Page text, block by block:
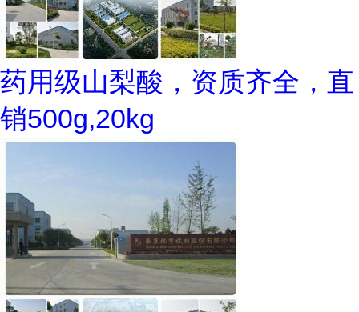
药用级山梨酸，资质齐全，直
销500g,20kg